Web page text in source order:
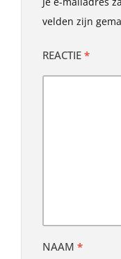
velden zijn
REACTIE *
NAAM *